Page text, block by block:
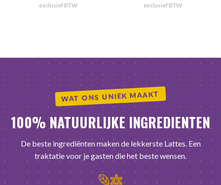
exclusief BTW exclusief BTW
WAT ONS UNIEK MAAKT
100% NATUURLIJKE INGREDIENTEN
De beste ingrediënten maken de lekkerste Lattes. Een
traktatie voor je gasten die het beste wensen.